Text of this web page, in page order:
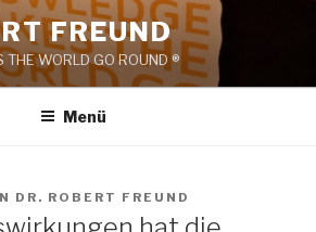
FREUND
THE WORLD GO ROUND ®
Menü
DR. ROBERT FREUND